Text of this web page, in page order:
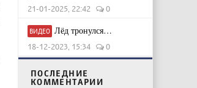
21-01-2025, 22:42 0
ВИДЕО Лёд тронулся…
18-12-2023, 15:34 0
ПОСЛЕДНИЕ
КОММЕНТАРИИ